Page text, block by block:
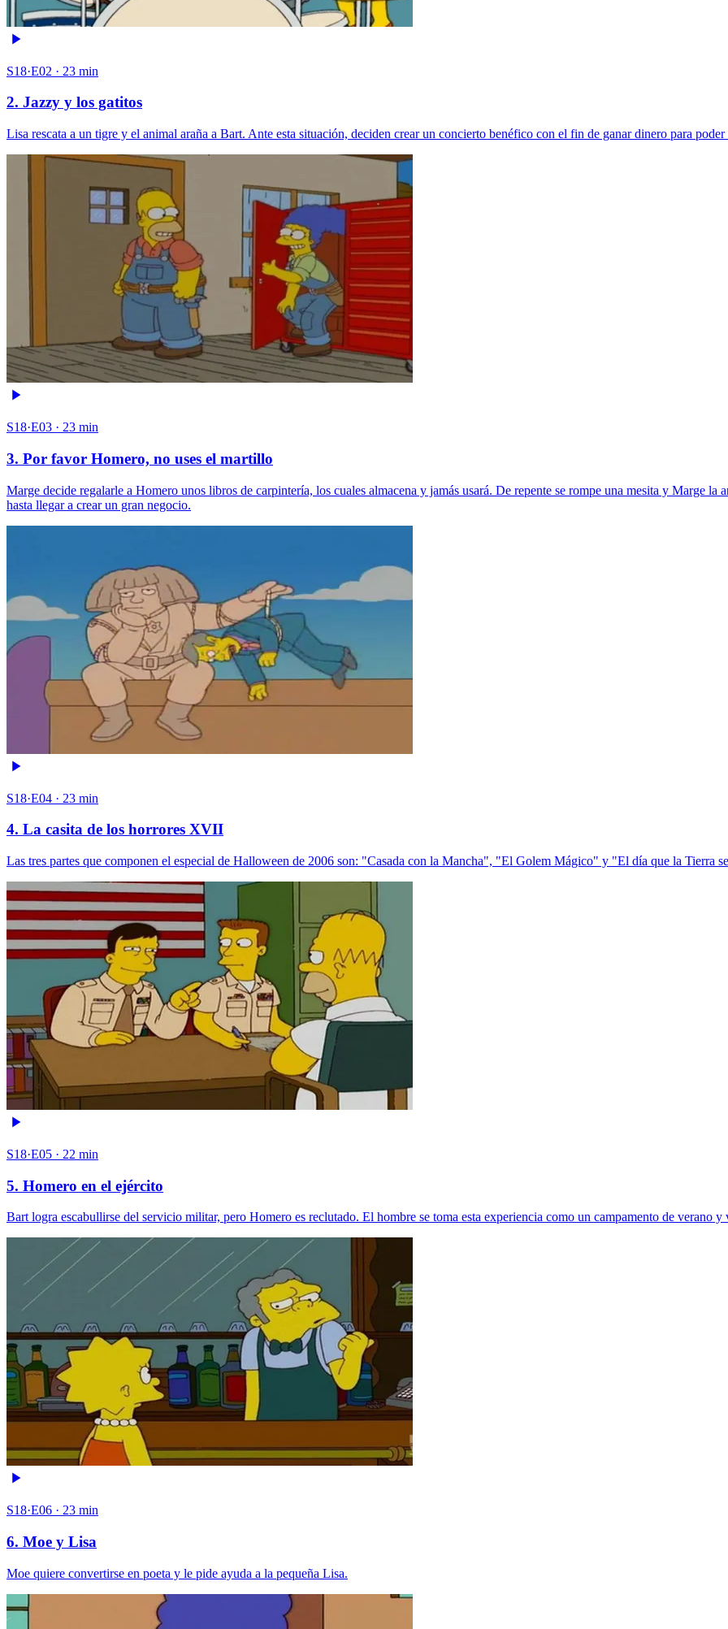
S18·E02 · 23 min
2. Jazzy y los gatitos
Lisa rescata a un tigre y el animal araña a Bart. Ante esta situación, deciden crear un concierto benéfico con el fin de ganar dinero para poder
S18·E03 · 23 min
3. Por favor Homero, no uses el martillo
Marge decide regalarle a Homero unos libros de carpintería, los cuales almacena y jamás usará. De repente se rompe una mesita y Marge la
hasta llegar a crear un gran negocio.
S18·E04 · 23 min
4. La casita de los horrores XVII
Las tres partes que componen el especial de Halloween de 2006 son: "Casada con la Mancha", "El Golem Mágico" y "El día que la Tierra
S18·E05 · 22 min
5. Homero en el ejército
Bart logra escabullirse del servicio militar, pero Homero es reclutado. El hombre se toma esta experiencia como un campamento de verano y
S18·E06 · 23 min
6. Moe y Lisa
Moe quiere convertirse en poeta y le pide ayuda a la pequeña Lisa.